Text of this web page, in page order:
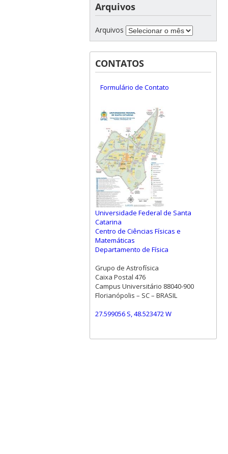
Arquivos
Arquivos
CONTATOS
Formulário de Contato
Universidade Federal de Santa
Catarina
Centro de Ciências Físicas e
Matemáticas
Departamento de Física
Grupo de Astrofísica
Caixa Postal 476
Campus Universitário 88040-900
Florianópolis – SC – BRASIL
27.599056 S, 48.523472 W